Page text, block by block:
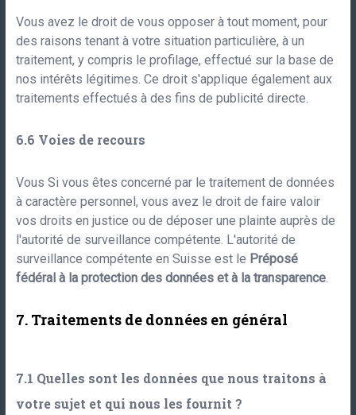
Vous avez le droit de vous opposer à tout moment, pour
des raisons tenant à votre situation particulière, à un
traitement, y compris le profilage, effectué sur la base de
nos intérêts légitimes. Ce droit s'applique également aux
traitements effectués à des fins de publicité directe.
Voies de recours
Vous Si vous êtes concerné par le traitement de données
à caractère personnel, vous avez le droit de faire valoir
vos droits en justice ou de déposer une plainte auprès de
l'autorité de surveillance compétente. L'autorité de
surveillance compétente en Suisse est le Préposé
fédéral à la protection des données et à la transparence.
Traitements de données en général
Quelles sont les données que nous traitons à
votre sujet et qui nous les fournit ?